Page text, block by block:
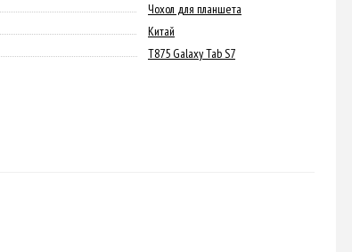
Чохол для планшета
Китай
T875 Galaxy Tab S7